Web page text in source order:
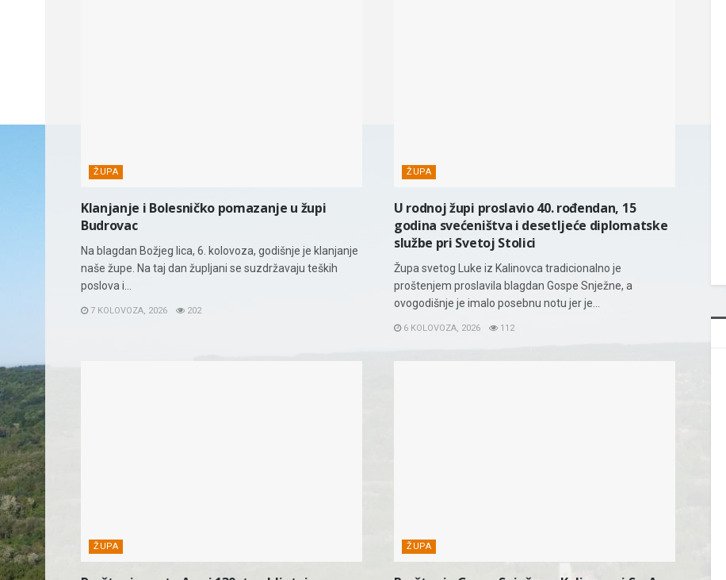
ŽUPA
Klanjanje i Bolesničko pomazanje u župi
Budrovac
Na blagdan Božjeg lica, 6. kolovoza, godišnje je klanjanje
naše župe. Na taj dan župljani se suzdržavaju teških
poslova i...
7 KOLOVOZA, 2026 202
ŽUPA
U rodnoj župi proslavio 40. rođendan, 15
godina svećeništva i desetljeće diplomatske
službe pri Svetoj Stolici
Župa svetog Luke iz Kalinovca tradicionalno je
proštenjem proslavila blagdan Gospe Snježne, a
ovogodišnje je imalo posebnu notu jer je...
6 KOLOVOZA, 2026 112
ŽUPA ŽUPA